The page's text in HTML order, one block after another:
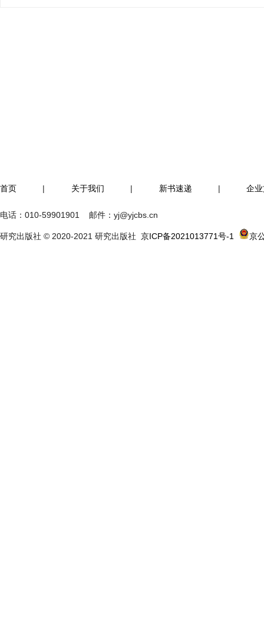
首页 | 关于我们 | 新书速递 | 企
电话： 010-59901901 邮件： yj@yjcbs.cn
研究出版社 © 2020-2021 研究出版社 京ICP备2021013771号-1 京